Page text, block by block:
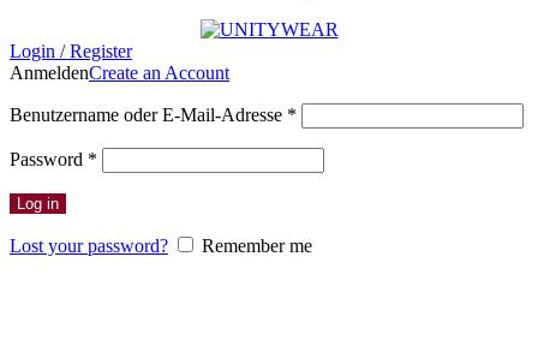
Login / Register
AnmeldenCreate an Account
Benutzername oder E-Mail-Adresse *
Password *
Log in
Lost your password? Remember me